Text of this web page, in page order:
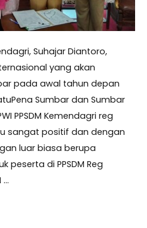
Suhajar Diantoro,
yang akan
pada awal tahun depan
Sumbar dan Sumbar
PPSDM Kemendagri reg
sangat positif dan dengan
luar biasa berupa
di PPSDM Reg
…